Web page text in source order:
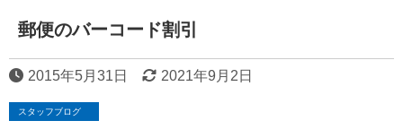
郵便のバーコード割引
2015年5月31日 2021年9月2日
スタッフブログ